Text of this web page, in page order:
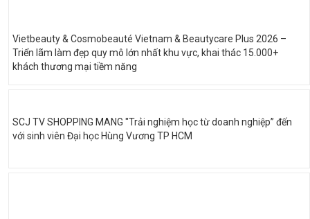
Vietbeauty & Cosmobeauté Vietnam & Beautycare Plus 2026 –
Triển lãm làm đẹp quy mô lớn nhất khu vực, khai thác 15.000+
khách thương mại tiềm năng
SCJ TV SHOPPING MANG "Trải nghiệm học từ doanh nghiệp” đến
với sinh viên Đại học Hùng Vương TP HCM